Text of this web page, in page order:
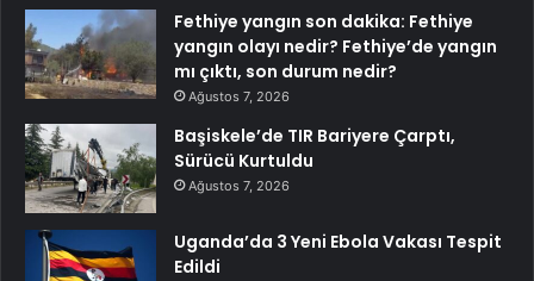
Fethiye yangın son dakika: Fethiye
yangın olayı nedir? Fethiye’de yangın
mı çıktı, son durum nedir?
Ağustos 7, 2026
Başiskele’de TIR Bariyere Çarptı,
Sürücü Kurtuldu
Ağustos 7, 2026
Uganda’da 3 Yeni Ebola Vakası Tespit
Edildi